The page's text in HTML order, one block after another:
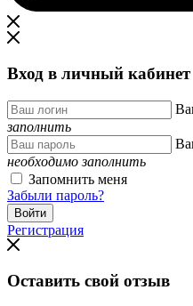
Вход в личный кабинет
заполнить
необходимо заполнить
Запомнить меня
Забыли пароль?
Регистрация
Оставить свой отзыв